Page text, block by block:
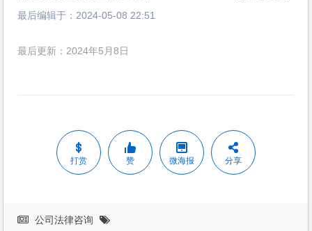
最后编辑于： 2024-05-08 22:51
最后更新：2024年5月8日
打赏 赞 微海报 分享
公司法律咨询